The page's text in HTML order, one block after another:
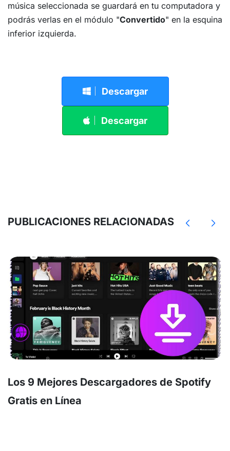
música seleccionada se guardará en tu computadora y
podrás verlas en el módulo "Convertido" en la esquina
inferior izquierda.
Descargar
Descargar
PUBLICACIONES RELACIONADAS
Los 9 Mejores Descargadores de Spotify
Gratis en Línea